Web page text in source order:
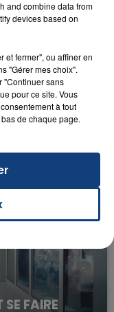
après avoir
FAIRE
and combine data from
devices based on
et fermer", ou affiner en
"Gérer mes choix".
"Continuer sans
pour ce site. Vous
à tout
de chaque page.